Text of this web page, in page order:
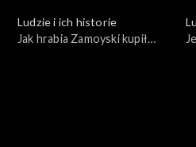
Ludzie i ich historie
Jak hrabia Zamoyski kupił